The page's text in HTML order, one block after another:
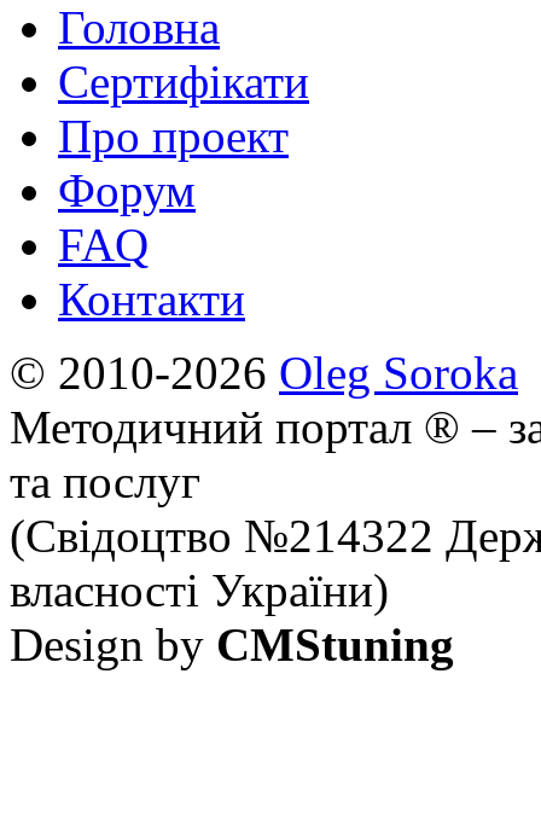
Головна
Сертифікати
Про проект
Форум
FAQ
Контакти
© 2010-2026 Oleg Soroka
Методичний портал ® –
та послуг
(Свідоцтво №214322
власності України)
Design by CMStuning